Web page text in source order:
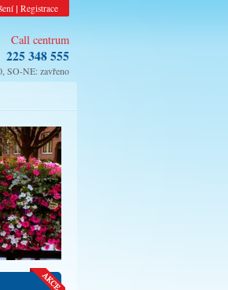
| Registrace
Call centrum
225 348 555
SO-NE: zavřeno